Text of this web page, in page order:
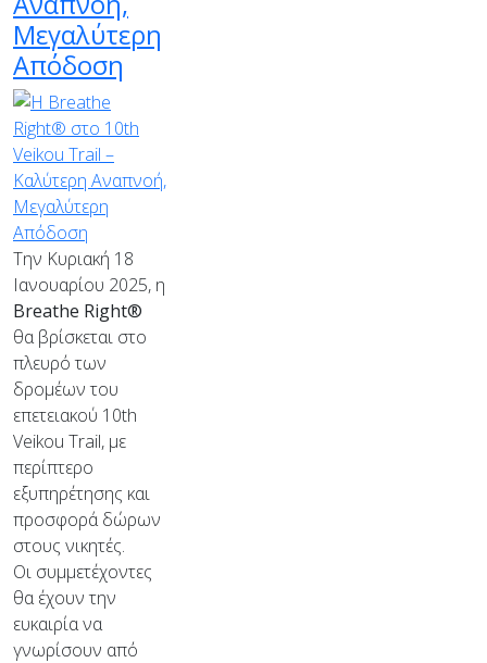
Μεγαλύτερη
Απόδοση
Την Κυριακή 18
Ιανουαρίου 2025, η
Breathe Right®
θα βρίσκεται στο
πλευρό των
δρομέων του
επετειακού 10th
Veikou Trail, με
περίπτερο
εξυπηρέτησης και
προσφορά δώρων
στους νικητές.
Οι συμμετέχοντες
θα έχουν την
ευκαιρία να
γνωρίσουν από